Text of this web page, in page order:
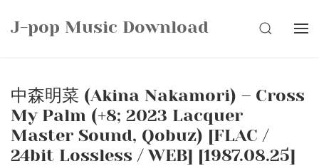
J-pop Music Download SEARCH
中森明菜 (Akina Nakamori) – Cross
My Palm (+8; 2023 Lacquer
Master Sound, Qobuz) [FLAC /
24bit Lossless / WEB] [1987.08.25]